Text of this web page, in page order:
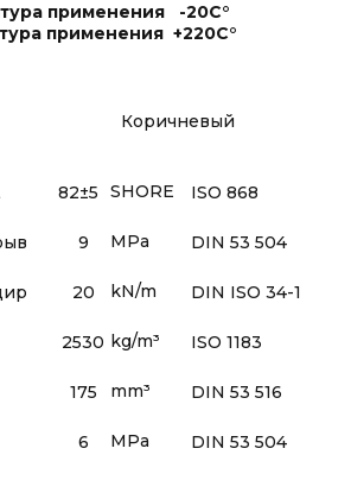
применения -20C°
применения +220C°
Коричневый
82±5 SHORE ISO 868
9 MPa DIN 53 504
20 kN/m DIN ISO 34-1
2530 kg/m³ ISO 1183
175 mm³ DIN 53 516
6 MPa DIN 53 504